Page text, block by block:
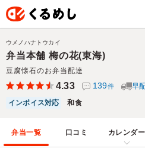
弁当本舗 梅の花(東海)
豆腐懐石のお弁当配達
ウメノハナトウカイ
4.33 139件 早
インボイス対応
和食
弁当一覧 口コミ カレンダー